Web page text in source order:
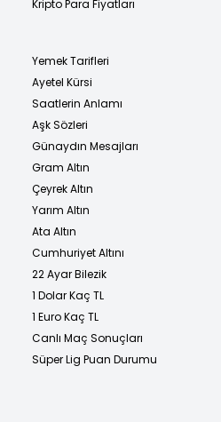
Kripto Para Fiyatları
Yemek Tarifleri
Ayetel Kürsi
Saatlerin Anlamı
Aşk Sözleri
Günaydın Mesajları
Gram Altın
Çeyrek Altın
Yarım Altın
Ata Altın
Cumhuriyet Altını
22 Ayar Bilezik
1 Dolar Kaç TL
1 Euro Kaç TL
Canlı Maç Sonuçları
Süper Lig Puan Durumu